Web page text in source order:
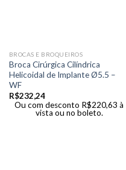
BROCAS E BROQUEIROS
Broca Cirúrgica Cilíndrica
Helicoidal de Implante Ø5.5 –
WF
R$232,24
Ou com desconto R$220,63 à
vista ou no boleto.